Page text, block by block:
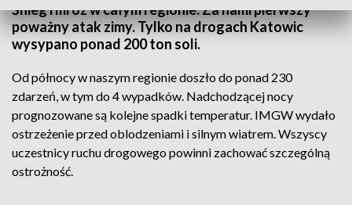
Śnieg i mróz w całym regionie. Za nami pierwszy
poważny atak zimy. Tylko na drogach Katowic
wysypano ponad 200 ton soli.
Od północy w naszym regionie doszło do ponad 230
zdarzeń, w tym do 4 wypadków. Nadchodzącej nocy
prognozowane są kolejne spadki temperatur. IMGW wydało
ostrzeżenie przed oblodzeniami i silnym wiatrem. Wszyscy
uczestnicy ruchu drogowego powinni zachować szczególną
ostrożność.